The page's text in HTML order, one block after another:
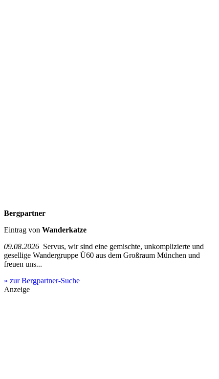
Bergpartner
Eintrag von Wanderkatze
09.08.2026 Servus, wir sind eine gemischte, unkomplizierte und
gesellige Wandergruppe Ü60 aus dem Großraum München und
freuen uns...
» zur Bergpartner-Suche
Anzeige